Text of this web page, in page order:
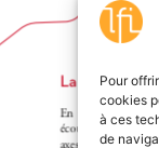
Pour
cookies
à ces
de